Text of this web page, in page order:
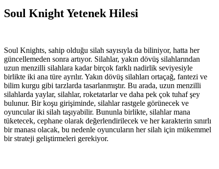
Soul Knight Yetenek Hilesi
Soul Knights, sahip olduğu silah sayısıyla da biliniyor, hatta her
güncellemeden sonra artıyor. Silahlar, yakın dövüş silahlarından
uzun menzilli silahlara kadar birçok farklı nadirlik seviyesiyle
birlikte iki ana türe ayrılır. Yakın dövüş silahları ortaçağ, fantezi ve
bilim kurgu gibi tarzlarda tasarlanmıştır. Bu arada, uzun menzilli
silahlarda yaylar, silahlar, roketatarlar ve daha pek çok tuhaf şey
bulunur. Bir koşu girişiminde, silahlar rastgele görünecek ve
oyuncular iki silah taşıyabilir. Bununla birlikte, silahlar mana
tüketecek, cephane olarak değerlendirilecek ve her karakterin sınırlı
bir manası olacak, bu nedenle oyuncuların her silah için mükemmel
bir strateji geliştirmeleri gerekiyor.